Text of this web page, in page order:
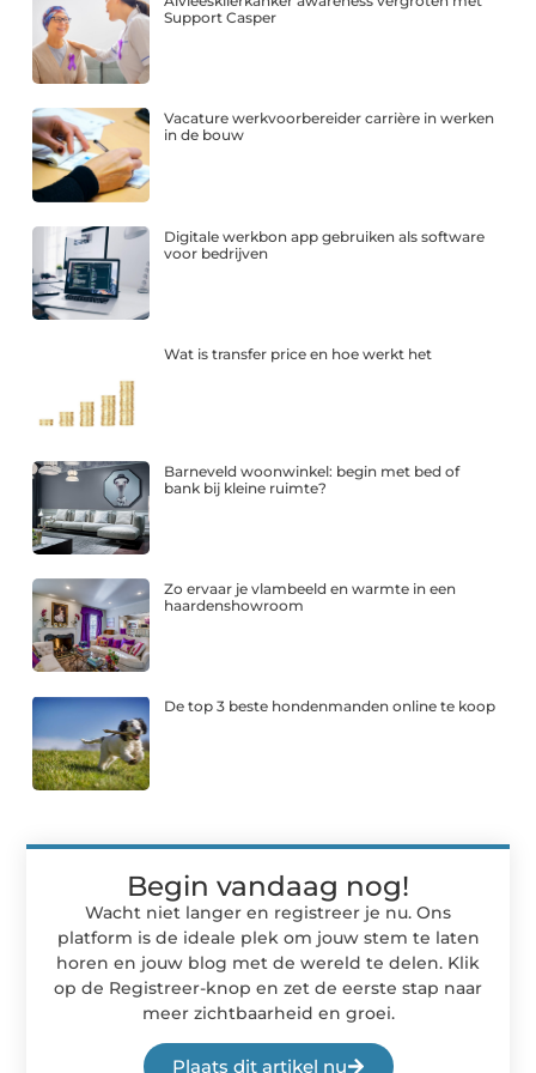
Support Casper
Vacature werkvoorbereider carrière in werken
in de bouw
Digitale werkbon app gebruiken als software
voor bedrijven
Wat is transfer price en hoe werkt het
Barneveld woonwinkel: begin met bed of
bank bij kleine ruimte?
Zo ervaar je vlambeeld en warmte in een
haardenshowroom
De top 3 beste hondenmanden online te koop
Begin vandaag nog!
Wacht niet langer en registreer je nu. Ons
platform is de ideale plek om jouw stem te laten
horen en jouw blog met de wereld te delen. Klik
op de Registreer-knop en zet de eerste stap naar
meer zichtbaarheid en groei.
Plaats dit artikel nu